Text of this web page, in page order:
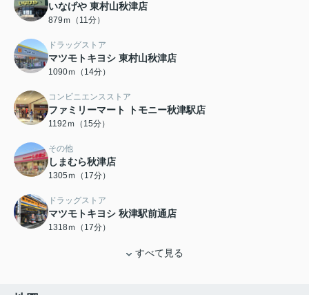
いなげや 東村山秋津店
879ｍ（11分）
ドラッグストア
マツモトキヨシ 東村山秋津店
1090ｍ（14分）
コンビニエンスストア
ファミリーマート トモニー秋津駅店
1192ｍ（15分）
その他
しまむら秋津店
1305ｍ（17分）
ドラッグストア
マツモトキヨシ 秋津駅前通店
1318ｍ（17分）
すべて見る